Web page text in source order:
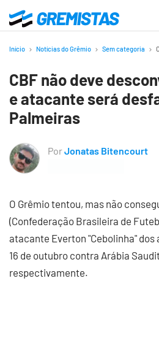
para
principal
Gremistas
Início Notícias do Grêmio Sem categoria
CBF não deve
e atacante será
Palmeiras
PorJonatas Bitencourt
O Grêmio tentou, mas não
(Confederação Brasileira de
atacante Everton "Cebolinha" dos
16 de outubro contra Arábia
respectivamente.